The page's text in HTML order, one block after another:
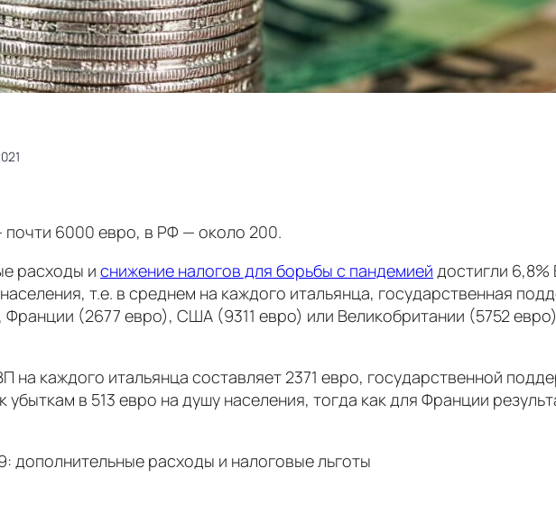
6000 евро, в РФ — около 200.
расходы и снижение налогов для борьбы с пандемией достигли 6,8%
т.е. в среднем на каждого итальянца, государственная
(2677 евро), США (9311 евро) или Великобритании (5752
на каждого итальянца составляет 2371 евро, государственной
в 513 евро на душу населения, тогда как для Франции
расходы и налоговые льготы